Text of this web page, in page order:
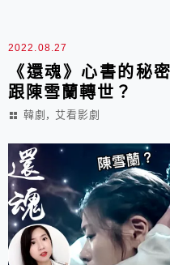
2022.08.27
《還魂》心書的秘
跟陳雪蘭轉世？
韓劇 , 艾看影劇